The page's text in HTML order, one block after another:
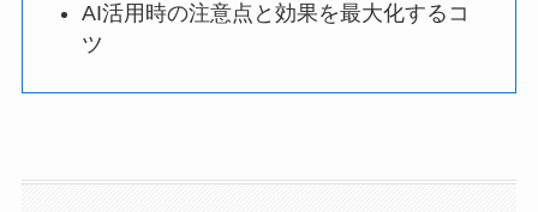
AI活用時の注意点と効果を最大化するコ
ツ